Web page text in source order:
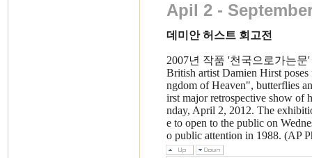
Apil 2 -
데미안 허스트 회고전
2007년 작품 '천국으로가는
British artist Damien Hirst
ngdom of Heaven", butterflies
irst major retrospective show
nday, April 2, 2012. The
e to open to the public on
o public attention in 1988. (AP